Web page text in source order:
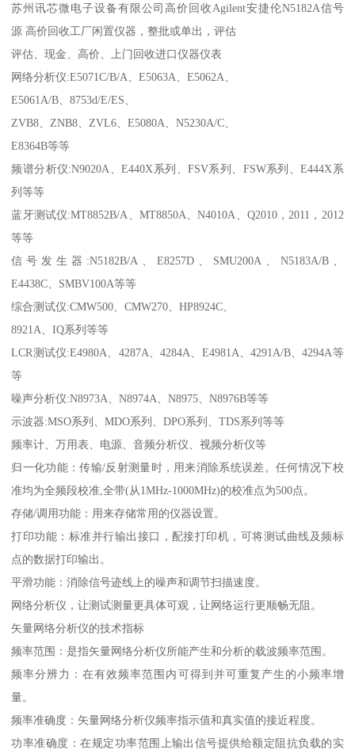
苏州讯芯微电子设备有限公司高价回收Agilent安捷伦N5182A信号
源 高价回收工厂闲置仪器，整批或单出，评估
评估、现金、高价、上门回收进口仪器仪表
网络分析仪:E5071C/B/A、E5063A、E5062A、
E5061A/B、8753d/E/ES、
ZVB8、ZNB8、ZVL6、E5080A、N5230A/C、
E8364B等等
频谱分析仪:N9020A、E440X系列、FSV系列、FSW系列、E444X系
列等等
蓝牙测试仪:MT8852B/A、MT8850A、N4010A、Q2010，2011，2012
等等
信号发生器:N5182B/A、E8257D、SMU200A、N5183A/B、
E4438C、SMBV100A等等
综合测试仪:CMW500、CMW270、HP8924C、
8921A、IQ系列等等
LCR测试仪:E4980A、4287A、4284A、E4981A、4291A/B、4294A等
等
噪声分析仪:N8973A、N8974A、N8975、N8976B等等
示波器:MSO系列、MDO系列、DPO系列、TDS系列等等
频率计、万用表、电源、音频分析仪、视频分析仪等
归一化功能：传输/反射测量时，用来消除系统误差。任何情况下校
准均为全频段校准,全带(从1MHz-1000MHz)的校准点为500点。
存储/调用功能：用来存储常用的仪器设置。
打印功能：标准并行输出接口，配接打印机，可将测试曲线及频标
点的数据打印输出。
平滑功能：消除信号迹线上的噪声和调节扫描速度。
网络分析仪，让测试测量更具体可观，让网络运行更顺畅无阻。
矢量网络分析仪的技术指标
频率范围：是指矢量网络分析仪所能产生和分析的载波频率范围。
频率分辨力：在有效频率范围内可得到并可重复产生的小频率增
量。
频率准确度：矢量网络分析仪频率指示值和真实值的接近程度。
功率准确度：在规定功率范围上输出信号提供给额定阻抗负载的实